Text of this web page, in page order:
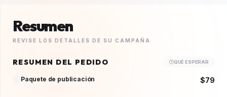
Resumen
REVISE LOS DETALLES DE SU CAMPAÑA
RESUMEN DEL PEDIDO QUÉ ESPERAR
Paquete de publicación $79